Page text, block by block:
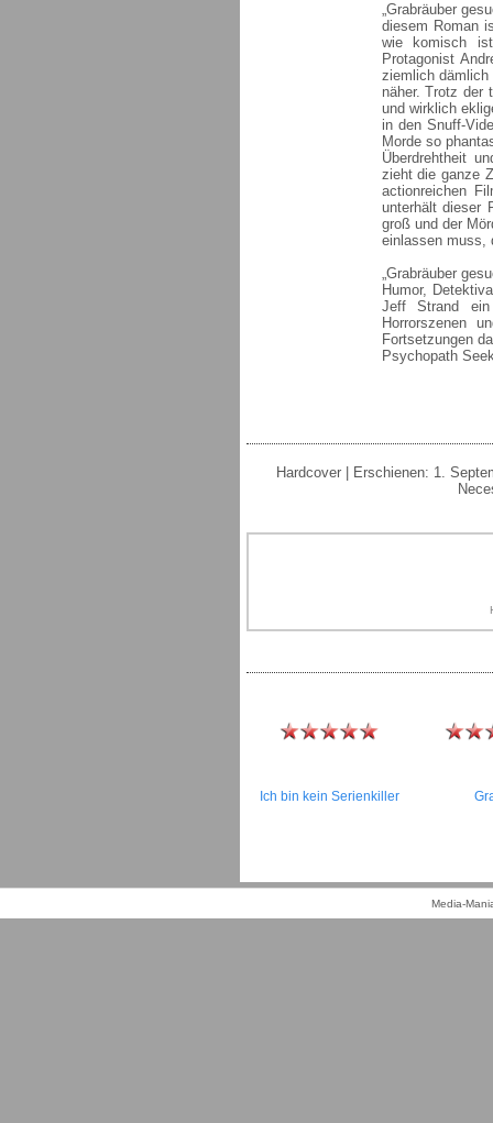
„Grabräuber
diesem Roman
wie komisch
Protagonist
ziemlich
näher. Trotz der
und wirklich
in den Snuff-
Morde so
Überdrehtheit
zieht die ganze
actionreichen
unterhält dieser
groß und der
einlassen muss,
„Grabräuber
Humor,
Jeff Strand ein
Horrorszenen
Fortsetzungen
Psychopath
Hardcover | Erschienen: 1.
Ich bin kein Serienkiller
Media-